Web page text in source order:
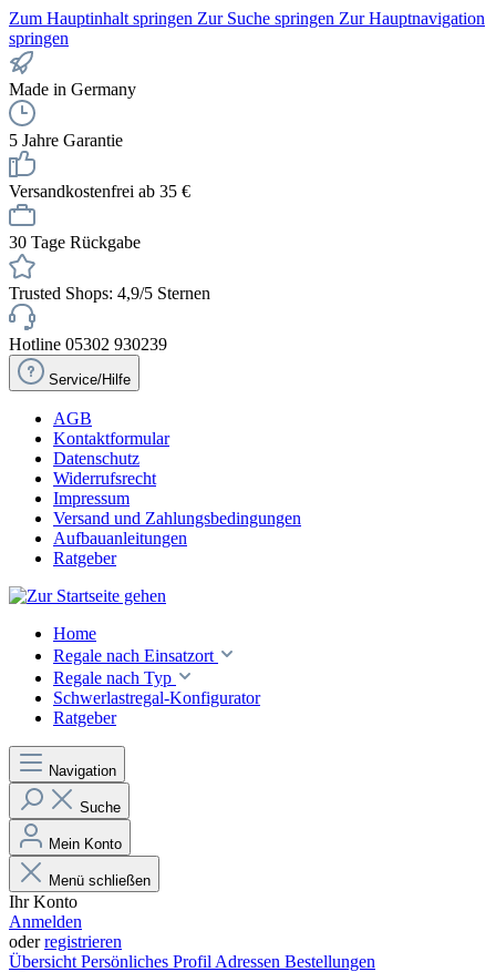
Zum Hauptinhalt springen Zur Suche springen Zur Hauptnavigation
springen
Made in Germany
5 Jahre Garantie
Versandkostenfrei ab 35 €
30 Tage Rückgabe
Trusted Shops: 4,9/5 Sternen
Hotline 05302 930239
Service/Hilfe
AGB
Kontaktformular
Datenschutz
Widerrufsrecht
Impressum
Versand und Zahlungsbedingungen
Aufbauanleitungen
Ratgeber
Home
Regale nach Einsatzort
Regale nach Typ
Schwerlastregal-Konfigurator
Ratgeber
Navigation
Suche
Mein Konto
Menü schließen
Ihr Konto
Anmelden
oderregistrieren
Übersicht Persönliches Profil Adressen Bestellungen